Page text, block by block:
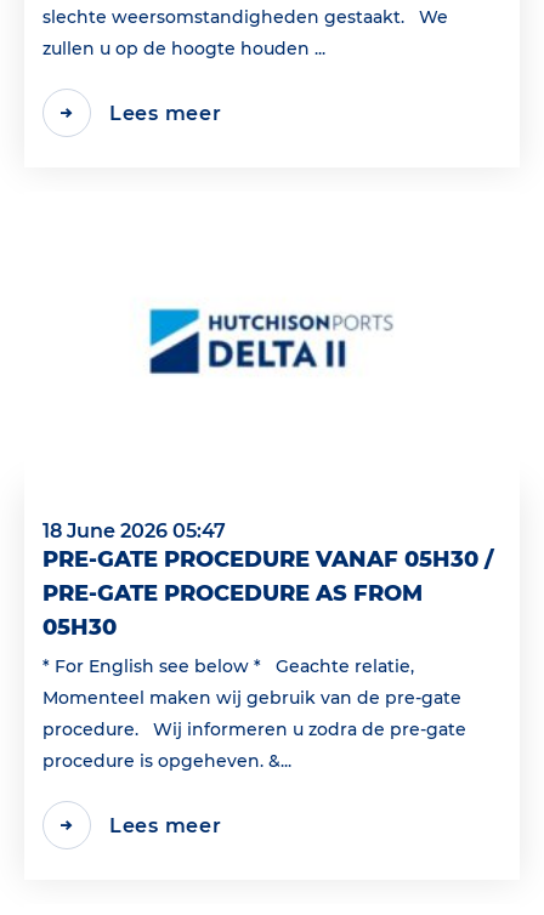
slechte weersomstandigheden gestaakt. We
zullen u op de hoogte houden ...
Lees meer
18 June 2026 05:47
PRE-GATE PROCEDURE VANAF 05H30 /
PRE-GATE PROCEDURE AS FROM
05H30
* For English see below * Geachte relatie,
Momenteel maken wij gebruik van de pre-gate
procedure. Wij informeren u zodra de pre-gate
procedure is opgeheven. &...
Lees meer